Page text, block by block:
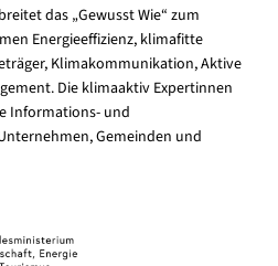
das „Gewusst Wie“ zum
Energieeffizienz, klimafitte
Klimakommunikation, Aktive
Die klimaaktiv Expertinnen
Informations- und
Gemeinden und